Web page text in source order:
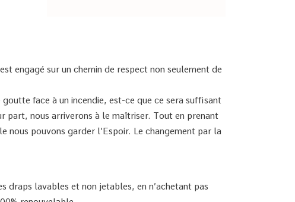
engagé sur un chemin de respect non seulement de
face à un incendie, est-ce que ce sera suffisant
part, nous arriverons à le maîtriser. Tout en prenant
nous pouvons garder l’Espoir. Le changement par la
draps lavables et non jetables, en n’achetant pas